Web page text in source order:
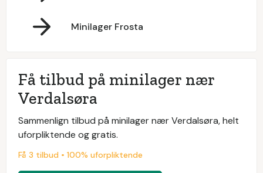
Minilager Frosta
Få tilbud på minilager nær
Verdalsøra
Sammenlign tilbud på minilager nær Verdalsøra, helt
uforpliktende og gratis.
Få 3 tilbud • 100% uforpliktende